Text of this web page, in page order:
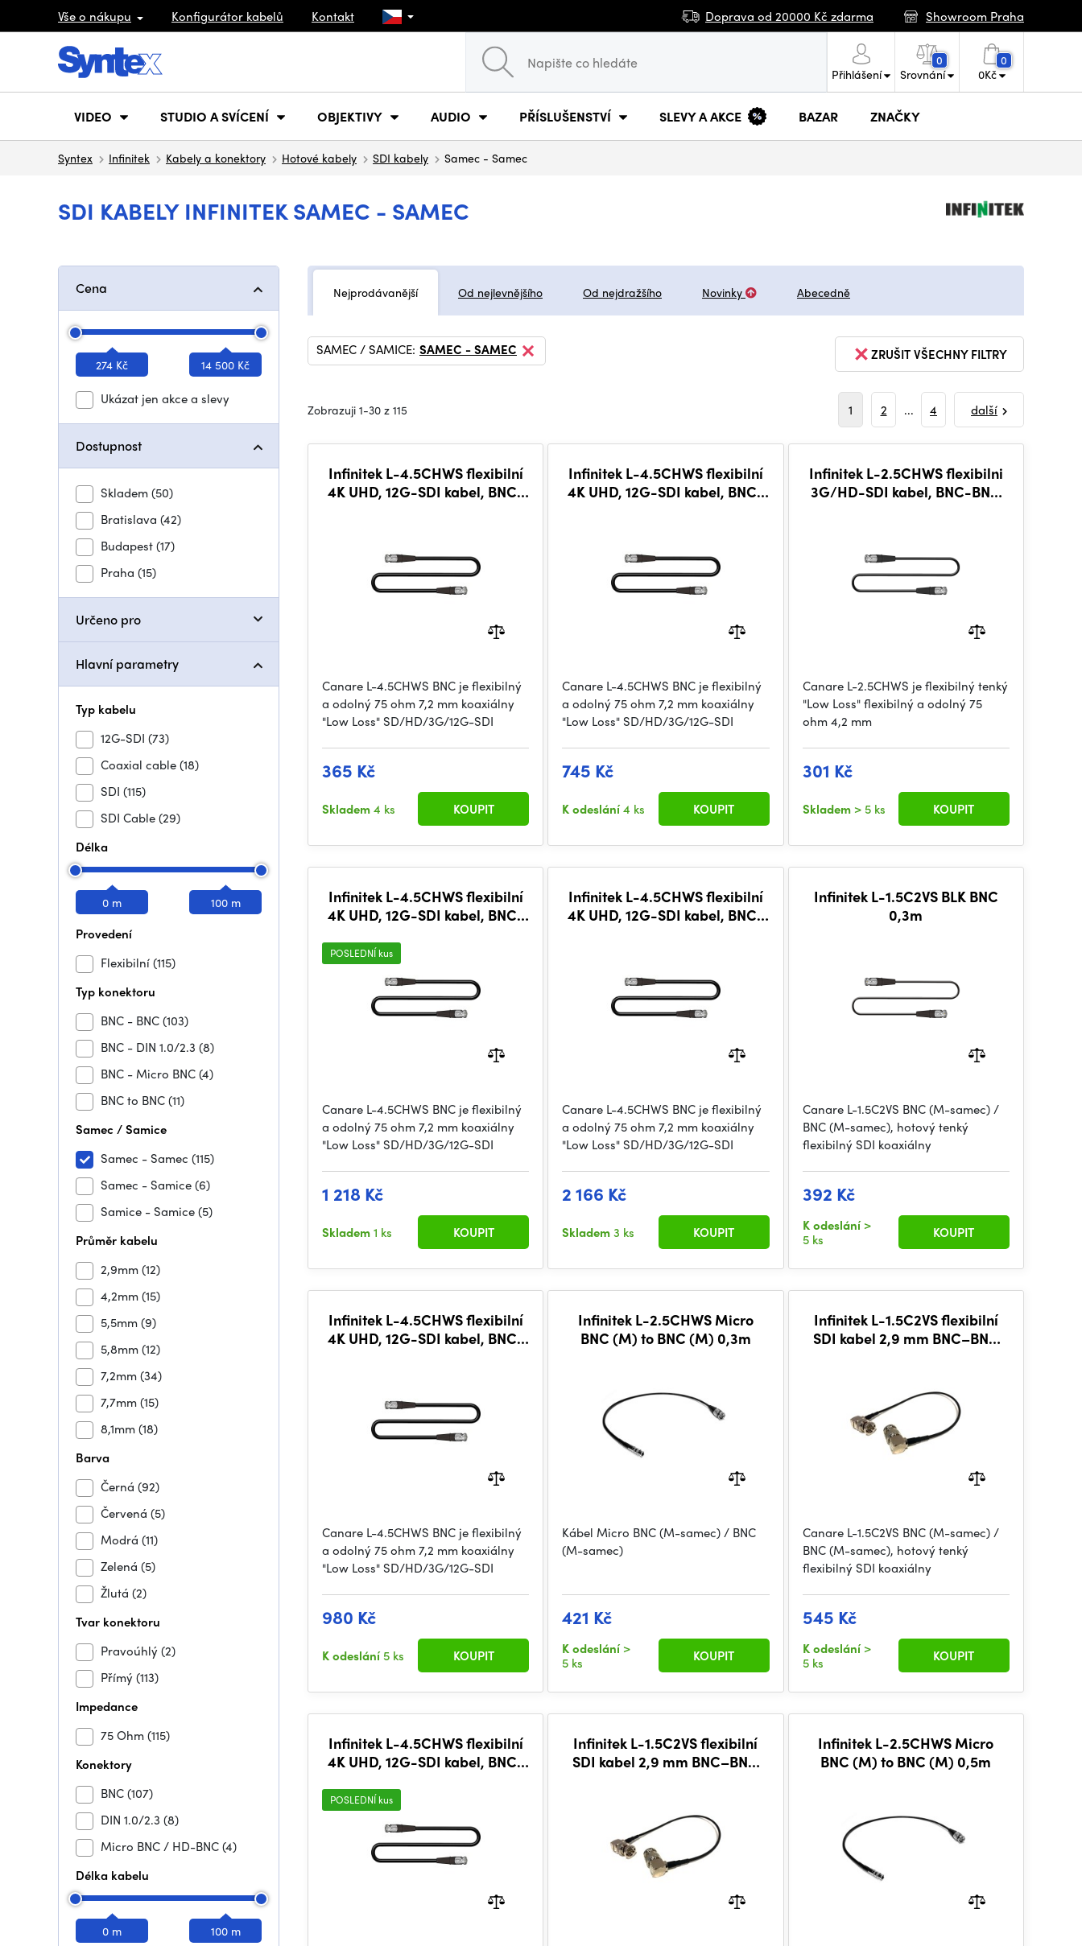
Vše o nákupu Konfigurátor kabelů Kontakt Doprava od 20000 Kč zdarma Showroom Praha
Přihlášení
0
Srovnání
0
0Kč
VIDEO STUDIO A SVÍCENÍ OBJEKTIVY AUDIO PŘÍSLUŠENSTVÍ SLEVY A AKCE BAZAR ZNAČKY
Syntex Infinitek Kabely a konektory Hotové kabely SDI kabely Samec - Samec
SDI KABELY INFINITEK SAMEC - SAMEC
Cena
274 Kč 14 500 Kč
Ukázat jen akce a slevy
Dostupnost
Skladem(50)
Bratislava (42)
Budapest(17)
Praha (15)
Určeno pro
Hlavní parametry
Typ kabelu
12G-SDI (73)
Coaxial cable(18)
SDI (115)
SDI Cable(29)
Délka
0 m 100 m
Provedení
Flexibilní(115)
Typ konektoru
BNC - BNC(103)
BNC - DIN 1.0/2.3 (8)
BNC - Micro BNC(4)
BNC to BNC(11)
Samec / Samice
Samec - Samec (115)
Samec - Samice(6)
Samice - Samice(5)
Průměr kabelu
2,9mm(12)
4,2mm(15)
5,5mm(9)
5,8mm(12)
7,2mm(34)
7,7mm(15)
8,1mm(18)
Barva
Černá (92)
Červená (5)
Modrá (11)
Zelená (5)
Žlutá (2)
Tvar konektoru
Pravoúhlý(2)
Přímý(113)
Impedance
75 Ohm(115)
Konektory
BNC(107)
DIN 1.0/2.3 (8)
Micro BNC / HD-BNC(4)
Délka kabelu
0 m 100 m
Nejprodávanější Od nejlevnějšího Od nejdražšího Novinky Abecedně
ZRUŠIT VŠECHNY FILTRY
SAMEC / SAMICE: SAMEC - SAMEC
Zobrazuji 1-30 z 115 1 2 ... 4 další
Infinitek L-4.5CHWS flexibilní
4K UHD, 12G-SDI kabel, BNC-
Canare L-4.5CHWS BNC je flexibilný
a odolný 75 ohm 7,2 mm koaxiálny
"Low Loss" SD/HD/3G/12G-SDI
365 Kč
Skladem4 ks KOUPIT
Infinitek L-4.5CHWS flexibilní
4K UHD, 12G-SDI kabel, BNC-
Canare L-4.5CHWS BNC je flexibilný
a odolný 75 ohm 7,2 mm koaxiálny
"Low Loss" SD/HD/3G/12G-SDI
745 Kč
K odeslání4 ks KOUPIT
Infinitek L-2.5CHWS flexibilni
3G/HD-SDI kabel, BNC-BNC
Canare L-2.5CHWS je flexibilný tenký
"Low Loss" flexibilný a odolný 75
ohm 4,2 mm
301 Kč
Skladem > 5 ks KOUPIT
Infinitek L-4.5CHWS flexibilní
4K UHD, 12G-SDI kabel, BNC-
POSLEDNÍ kus
Canare L-4.5CHWS BNC je flexibilný
a odolný 75 ohm 7,2 mm koaxiálny
"Low Loss" SD/HD/3G/12G-SDI
1 218 Kč
Skladem1 ks KOUPIT
Infinitek L-4.5CHWS flexibilní
4K UHD, 12G-SDI kabel, BNC-
Canare L-4.5CHWS BNC je flexibilný
a odolný 75 ohm 7,2 mm koaxiálny
"Low Loss" SD/HD/3G/12G-SDI
2 166 Kč
Skladem3 ks KOUPIT
Infinitek L-1.5C2VS BLK BNC
0,3m
Canare L-1.5C2VS BNC (M-samec) /
BNC (M-samec), hotový tenký
flexibilný SDI koaxiálny
392 Kč
K odeslání >
5 ks
KOUPIT
Infinitek L-4.5CHWS flexibilní
4K UHD, 12G-SDI kabel, BNC-
Canare L-4.5CHWS BNC je flexibilný
a odolný 75 ohm 7,2 mm koaxiálny
"Low Loss" SD/HD/3G/12G-SDI
980 Kč
K odeslání 5 ks KOUPIT
Infinitek L-2.5CHWS Micro
BNC (M) to BNC (M) 0,3m
Kábel Micro BNC (M-samec) / BNC
(M-samec)
421 Kč
K odeslání >
5 ks
KOUPIT
Infinitek L-1.5C2VS flexibilní
SDI kabel 2,9 mm BNC–BNC
Canare L-1.5C2VS BNC (M-samec) /
BNC (M-samec), hotový tenký
flexibilný SDI koaxiálny
545 Kč
K odeslání >
5 ks
KOUPIT
Infinitek L-4.5CHWS flexibilní
4K UHD, 12G-SDI kabel, BNC-
POSLEDNÍ kus
Infinitek L-1.5C2VS flexibilní
SDI kabel 2,9 mm BNC–BNC
Infinitek L-2.5CHWS Micro
BNC (M) to BNC (M) 0,5m